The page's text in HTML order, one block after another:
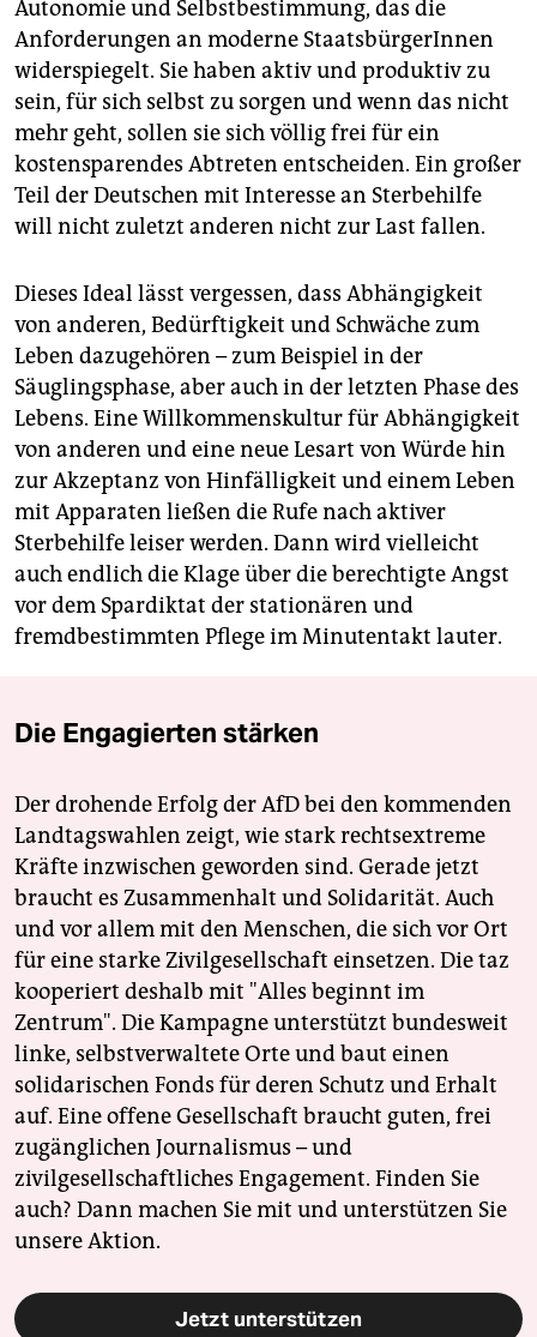
Autonomie und Selbstbestimmung, das die
Anforderungen an moderne StaatsbürgerInnen
widerspiegelt. Sie haben aktiv und produktiv zu
sein, für sich selbst zu sorgen und wenn das nicht
mehr geht, sollen sie sich völlig frei für ein
kostensparendes Abtreten entscheiden. Ein großer
Teil der Deutschen mit Interesse an Sterbehilfe
will nicht zuletzt anderen nicht zur Last fallen.
Dieses Ideal lässt vergessen, dass Abhängigkeit
von anderen, Bedürftigkeit und Schwäche zum
Leben dazugehören – zum Beispiel in der
Säuglingsphase, aber auch in der letzten Phase des
Lebens. Eine Willkommenskultur für Abhängigkeit
von anderen und eine neue Lesart von Würde hin
zur Akzeptanz von Hinfälligkeit und einem Leben
mit Apparaten ließen die Rufe nach aktiver
Sterbehilfe leiser werden. Dann wird vielleicht
auch endlich die Klage über die berechtigte Angst
vor dem Spardiktat der stationären und
fremdbestimmten Pflege im Minutentakt lauter.
Die Engagierten stärken
Der drohende Erfolg der AfD bei den kommenden
Landtagswahlen zeigt, wie stark rechtsextreme
Kräfte inzwischen geworden sind. Gerade jetzt
braucht es Zusammenhalt und Solidarität. Auch
und vor allem mit den Menschen, die sich vor Ort
für eine starke Zivilgesellschaft einsetzen. Die taz
kooperiert deshalb mit "Alles beginnt im
Zentrum". Die Kampagne unterstützt bundesweit
linke, selbstverwaltete Orte und baut einen
solidarischen Fonds für deren Schutz und Erhalt
auf. Eine offene Gesellschaft braucht guten, frei
zugänglichen Journalismus – und
zivilgesellschaftliches Engagement. Finden Sie
auch? Dann machen Sie mit und unterstützen Sie
unsere Aktion.
Jetzt unterstützen